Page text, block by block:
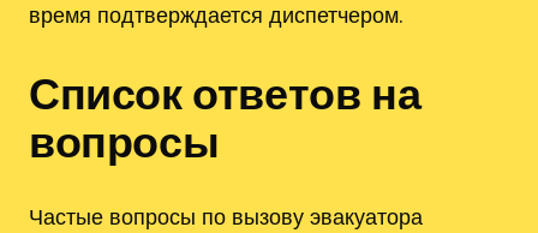
время подтверждается диспетчером.
Список ответов на
вопросы
Частые вопросы по вызову эвакуатора